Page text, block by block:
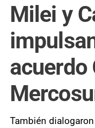
Milei y
acuerdo
También